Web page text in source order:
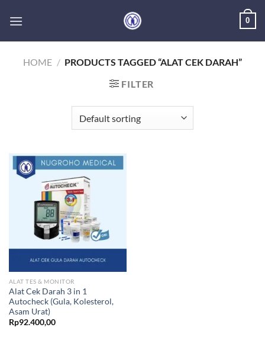
0
HOME / PRODUCTS TAGGED “ALAT CEK DARAH”
FILTER
ALAT TES & MONITOR
Alat Cek Darah 3 in 1
Autocheck (Gula, Kolesterol,
Asam Urat)
Rp92.400,00